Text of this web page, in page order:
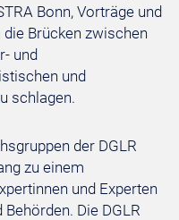
Bonn, Vorträge und
Brücken zwischen
und
und
schlagen.
der DGLR
zu einem
und Experten
Die DGLR